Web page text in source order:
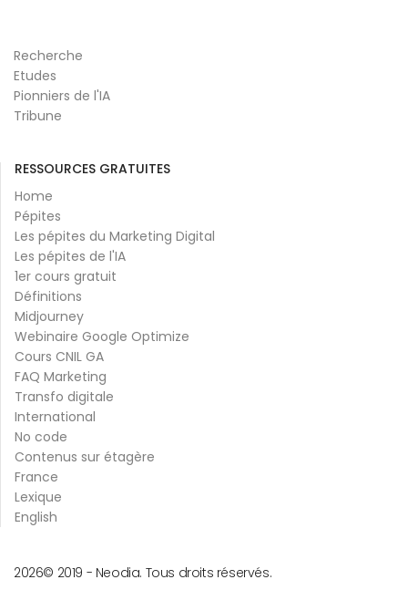
Recherche
Etudes
Pionniers de l'IA
Tribune
RESSOURCES GRATUITES
Home
Pépites
Les pépites du Marketing Digital
Les pépites de l'IA
1er cours gratuit
Définitions
Midjourney
Webinaire Google Optimize
Cours CNIL GA
FAQ Marketing
Transfo digitale
International
No code
Contenus sur étagère
France
Lexique
English
© 2019 -
2026 Neodia. Tous droits réservés.